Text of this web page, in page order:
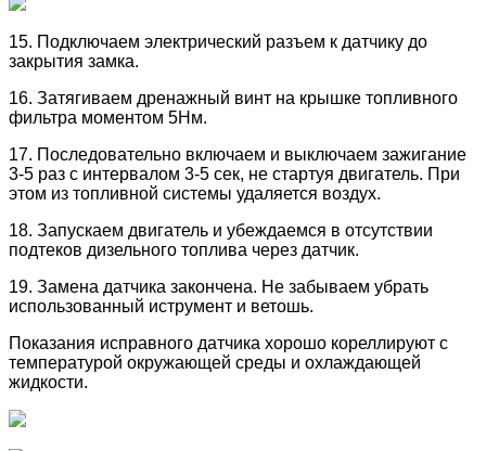
15. Подключаем электрический разъем к датчику до
закрытия замка.
16. Затягиваем дренажный винт на крышке топливного
фильтра моментом 5Нм.
17. Последовательно включаем и выключаем зажигание
3-5 раз с интервалом 3-5 сек, не стартуя двигатель. При
этом из топливной системы удаляется воздух.
18. Запускаем двигатель и убеждаемся в отсутствии
подтеков дизельного топлива через датчик.
19. Замена датчика закончена. Не забываем убрать
использованный иструмент и ветошь.
Показания исправного датчика хорошо кореллируют с
температурой окружающей среды и охлаждающей
жидкости.